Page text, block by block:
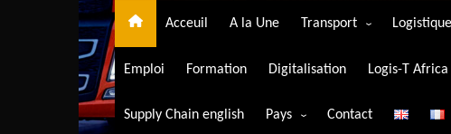
Acceuil A la Une Transport
Transport aérien
Transport ferroviaire
Logistique
Emploi Formation Digitalisation Logis-T
Supply Chain english Pays Contact